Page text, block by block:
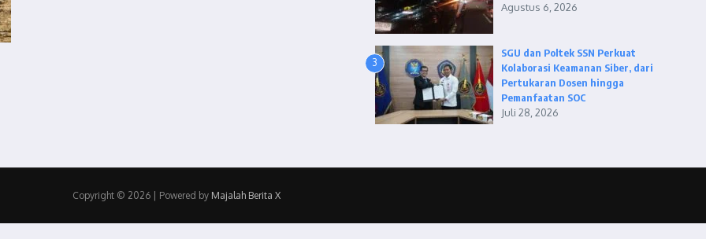
Agustus 6, 2026
3
SGU dan Poltek SSN Perkuat
Kolaborasi Keamanan Siber, dari
Pertukaran Dosen hingga
Pemanfaatan SOC
Juli 28, 2026
Copyright © 2026 | Powered by Majalah Berita X